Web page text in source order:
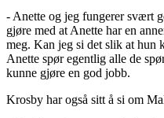
- Anette og jeg fungerer svært
gjøre med at Anette har en
meg. Kan jeg si det slik at hun
Anette spør egentlig alle de
kunne gjøre en god jobb.
Krosby har også sitt å si om